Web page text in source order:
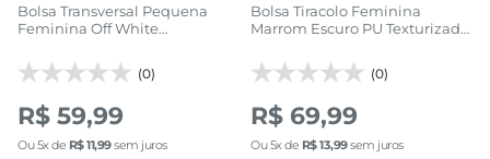
Bolsa Transversal Pequena
Feminina Off White
(0)
R$ 59,99
Ou5x de R$11,99sem juros
Bolsa Tiracolo Feminina
Marrom Escuro PU Texturizada
(0)
R$ 69,99
Ou5x de R$13,99sem juros